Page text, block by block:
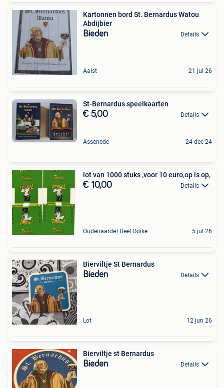
Kartonnen bord St. Bernardus Watou
Abdijbier
Bieden Details
Aalst 21 jul 26
St-Bernardus speelkaarten
€ 5,00 Details
Assenede 24 dec 24
lot van 1000 stuks ,voor 10 euro,op is op,
€ 10,00 Details
Oudenaarde+Deel Ooike 5 jul 26
Bierviltje St Bernardus
Bieden Details
Lot 12 jun 26
Bierviltje st Bernardus
Bieden Details